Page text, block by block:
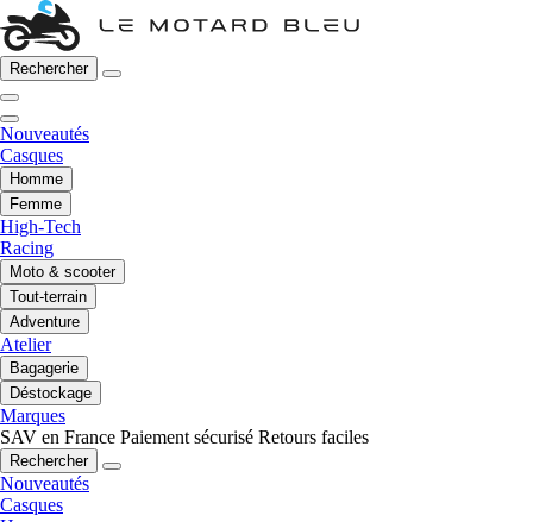
Rechercher
Nouveautés
Casques
Homme
Femme
High-Tech
Racing
Moto & scooter
Tout-terrain
Adventure
Atelier
Bagagerie
Déstockage
Marques
SAV en France Paiement sécurisé Retours faciles
Rechercher
Nouveautés
Casques